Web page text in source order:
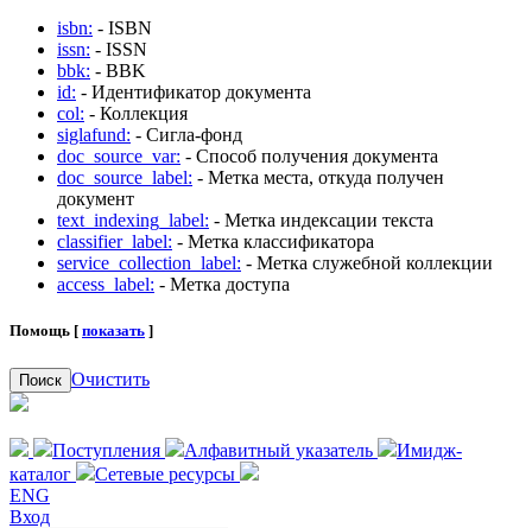
isbn: - ISBN
issn: - ISSN
bbk: - BBK
id: - Идентификатор документа
col: - Коллекция
siglafund: - Сигла-фонд
doc_source_var: - Способ получения документа
doc_source_label: - Метка места, откуда получен
документ
text_indexing_label: - Метка индексации текста
classifier_label: - Метка классификатора
service_collection_label: - Метка служебной коллекции
access_label: - Метка доступа
Помощь [ показать ]
Поиск Очистить
Поступления Алфавитный указатель
Имидж-
каталог
Сетевые ресурсы
ENG
Вход